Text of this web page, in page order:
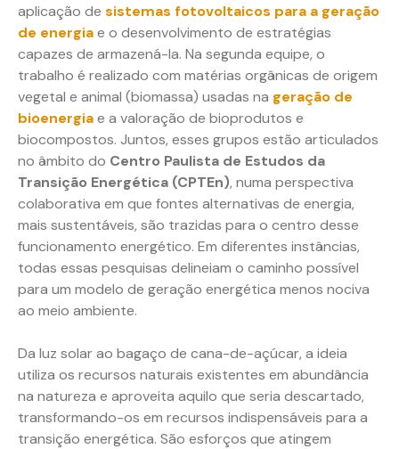
aplicação de sistemas fotovoltaicos para a geração
de energiae o desenvolvimento de estratégias
capazes de armazená-la. Na segunda equipe, o
trabalho é realizado com matérias orgânicas de origem
vegetal e animal (biomassa) usadas na geração de
bioenergiae a valoração de bioprodutos e
biocompostos. Juntos, esses grupos estão articulados
no âmbito do Centro Paulista de Estudos da
Transição Energética (CPTEn), numa perspectiva
colaborativa em que fontes alternativas de energia,
mais sustentáveis, são trazidas para o centro desse
funcionamento energético. Em diferentes instâncias,
todas essas pesquisas delineiam o caminho possível
para um modelo de geração energética menos nociva
ao meio ambiente.
Da luz solar ao bagaço de cana-de-açúcar, a ideia
utiliza os recursos naturais existentes em abundância
na natureza e aproveita aquilo que seria descartado,
transformando-os em recursos indispensáveis para a
transição energética. São esforços que atingem